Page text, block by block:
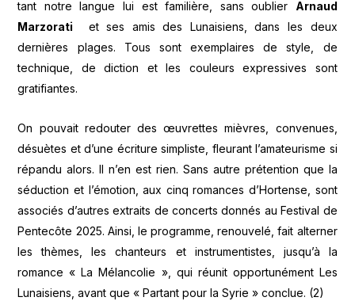
tant notre langue lui est familière, sans oublier Arnaud
Marzorati et ses amis des Lunaisiens, dans les deux
dernières plages. Tous sont exemplaires de style, de
technique, de diction et les couleurs expressives sont
gratifiantes.
On pouvait redouter des œuvrettes mièvres, convenues,
désuètes et d’une écriture simpliste, fleurant l’amateurisme si
répandu alors. Il n’en est rien. Sans autre prétention que la
séduction et l’émotion, aux cinq romances d’Hortense, sont
associés d’autres extraits de concerts donnés au Festival de
Pentecôte 2025. Ainsi, le programme, renouvelé, fait alterner
les thèmes, les chanteurs et instrumentistes, jusqu’à la
romance « La Mélancolie », qui réunit opportunément Les
Lunaisiens, avant que « Partant pour la Syrie » conclue. (2)